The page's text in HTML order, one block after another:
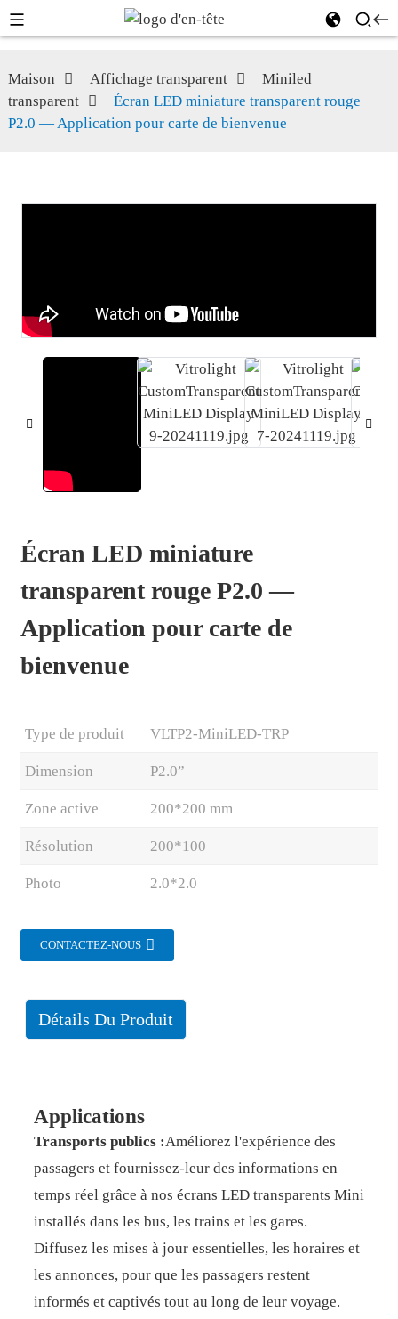
Maison Affichage transparent
Miniled
transparent
Écran LED miniature transparent rouge
P2.0 — Application pour carte de bienvenue
Écran LED miniature
transparent rouge P2.0 —
Application pour carte de
bienvenue
Type de produit VLTP2-MiniLED-TRP
Dimension P2.0”
Zone active 200*200 mm
Résolution 200*100
Photo 2.0*2.0
CONTACTEZ-NOUS
Détails Du Produit
Applications
Transports publics :Améliorez l'expérience des
passagers et fournissez-leur des informations en
temps réel grâce à nos écrans LED transparents Mini
installés dans les bus, les trains et les gares.
Diffusez les mises à jour essentielles, les horaires et
les annonces, pour que les passagers restent
informés et captivés tout au long de leur voyage.